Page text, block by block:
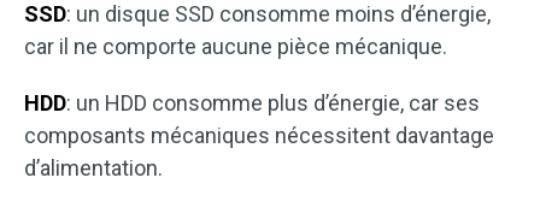
SSD: un disque SSD consomme moins d’énergie,
car il ne comporte aucune pièce mécanique.
HDD: un HDD consomme plus d’énergie, car ses
composants mécaniques nécessitent davantage
d’alimentation.